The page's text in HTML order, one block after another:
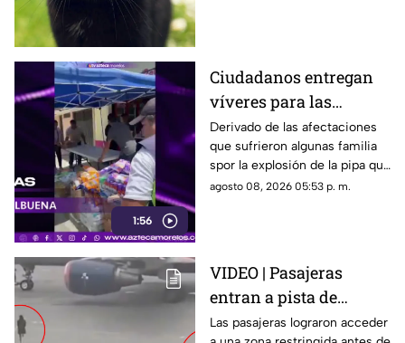
1:56
Ciudadanos entregan
víveres para las
familias afectadas por
la explosión de pipa en
Cuernavaca
Derivado de las afectaciones
que sufrieron algunas familia
spor la explosión de la pipa que
transportaba gas LP,
agosto 08, 2026 05:53 p. m.
VIDEO | Pasajeras
entran a pista de
aeropuerto tras perder
Las pasajeras lograron acceder